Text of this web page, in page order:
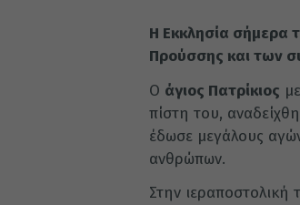
Η Εκκλησία σήμερα
Προύσσης και των
Ο άγιος Πατρίκιος
πίστη του,
έδωσε μεγάλους
ανθρώπων.
Στην